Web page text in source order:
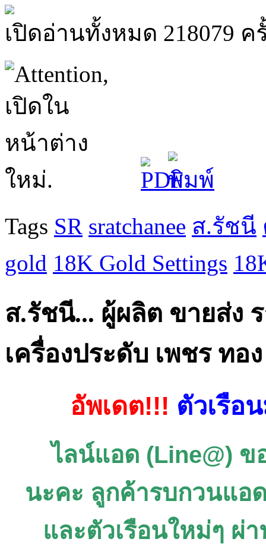
เปิดอ่านทั้งหมด 218079 ค
Tags SR sratchanee ส.รัชนี
gold 18K Gold Settings
ส.รัชนี... ผู้ผลิต ขายส่ง
เครื่องประดับ เพชร ท
อัพเดต!!! ตัวเรือ
ไลน์แอด (Line@)
นะคะ ลูกค้ารบกวนแอ
และตัวเรือนใหม่ๆ ผ่